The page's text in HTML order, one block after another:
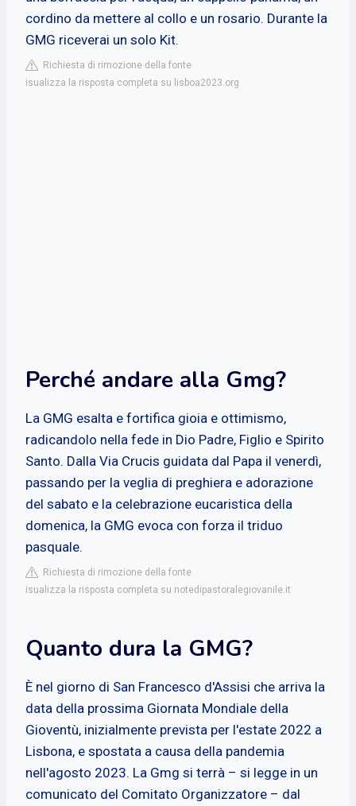
cordino da mettere al collo e un rosario. Durante la
GMG riceverai un solo Kit.
Richiesta di rimozione della fonte
isualizza la risposta completa su lisboa2023.org
Perché andare alla Gmg?
La GMG esalta e fortifica gioia e ottimismo,
radicandolo nella fede in Dio Padre, Figlio e Spirito
Santo. Dalla Via Crucis guidata dal Papa il venerdì,
passando per la veglia di preghiera e adorazione
del sabato e la celebrazione eucaristica della
domenica, la GMG evoca con forza il triduo
pasquale.
Richiesta di rimozione della fonte
isualizza la risposta completa su notedipastoralegiovanile.it
Quanto dura la GMG?
È nel giorno di San Francesco d'Assisi che arriva la
data della prossima Giornata Mondiale della
Gioventù, inizialmente prevista per l'estate 2022 a
Lisbona, e spostata a causa della pandemia
nell'agosto 2023. La Gmg si terrà – si legge in un
comunicato del Comitato Organizzatore – dal